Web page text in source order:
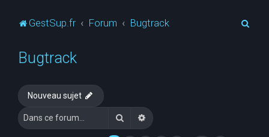
GestSup.fr Forum Bugtrack
Bugtrack
Nouveau sujet
RechercherRecherche avancée